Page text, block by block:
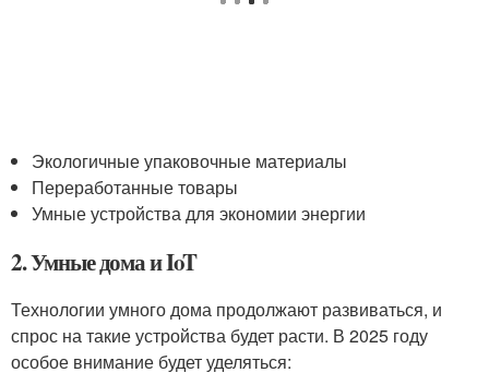
Экологичные упаковочные материалы
Переработанные товары
Умные устройства для экономии энергии
2. Умные дома и IoT
Технологии умного дома продолжают развиваться, и
спрос на такие устройства будет расти. В 2025 году
особое внимание будет уделяться: